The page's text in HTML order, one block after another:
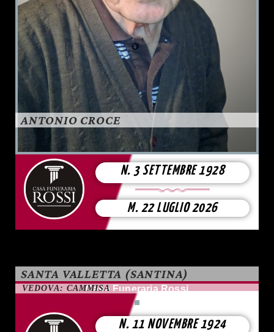
ANTONIO CROCE
N. 3 SETTEMBRE 1928
M. 22 LUGLIO 2026
Casa Funeraria Rossi
SANTA VALLETTA (SANTINA)
VEDOVA: CAMMISA
N. 11 NOVEMBRE 1924